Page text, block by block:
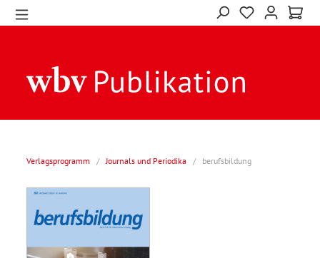
Verlagsprogramm / Journals und Periodika / berufsbildung